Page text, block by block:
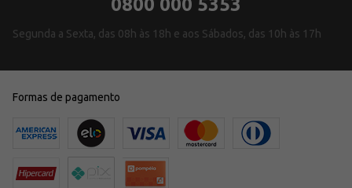
Segunda a Sexta, das 08h às 18h e aos Sábados, das 10h às 17h
Formas de pagamento